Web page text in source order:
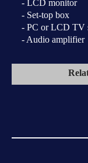
- LCD monitor
- Set-top box
- PC or LCD TV
- Audio amplifier